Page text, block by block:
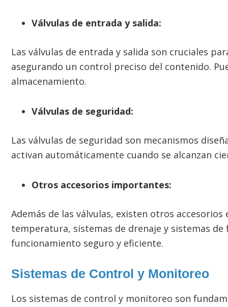
Válvulas de entrada y salida:
Las válvulas de entrada y salida son cruciales
asegurando un control preciso del contenido.
almacenamiento.
Válvulas de seguridad:
Las válvulas de seguridad son mecanismos
activan automáticamente cuando se alcanzan
Otros accesorios importantes:
Además de las válvulas, existen otros
temperatura, sistemas de drenaje y sistemas
funcionamiento seguro y eficiente.
Sistemas de Control y Monitoreo
Los sistemas de control y monitoreo son